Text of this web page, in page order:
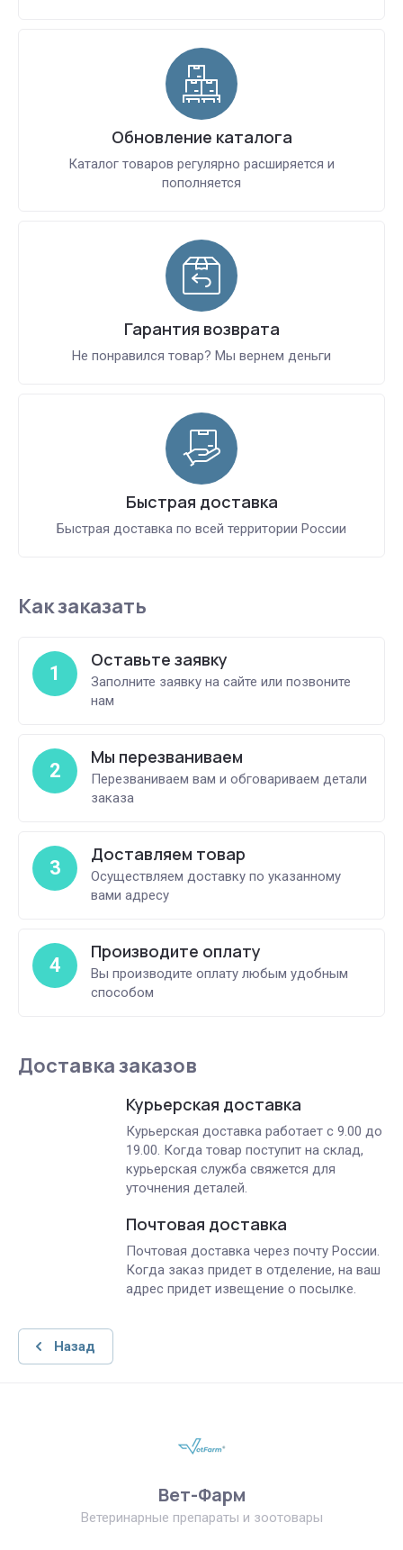
Обновление каталога
Каталог товаров регулярно расширяется и
пополняется
Гарантия возврата
Не понравился товар? Мы вернем деньги
Быстрая доставка
Быстрая доставка по всей территории России
Как заказать
1
Оставьте заявку
Заполните заявку на сайте или позвоните
нам
2
Мы перезваниваем
Перезваниваем вам и обговариваем детали
заказа
3
Доставляем товар
Осуществляем доставку по указанному
вами адресу
4
Производите оплату
Вы производите оплату любым удобным
способом
Доставка заказов
Курьерская доставка
Курьерская доставка работает с 9.00 до
19.00. Когда товар поступит на склад,
курьерская служба свяжется для
уточнения деталей.
Почтовая доставка
Почтовая доставка через почту России.
Когда заказ придет в отделение, на ваш
адрес придет извещение о посылке.
Назад
Вет-Фарм
Ветеринарные препараты и зоотовары